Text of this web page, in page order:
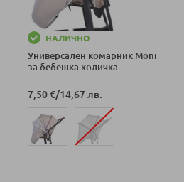
НАЛИЧНО
Универсален комарник Moni
за бебешка количка
7,50 €/14,67 лв.